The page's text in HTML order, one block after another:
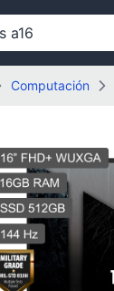
Computación